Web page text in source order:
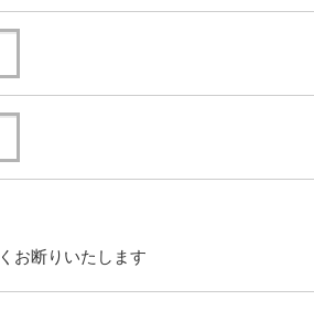
お断りいたします